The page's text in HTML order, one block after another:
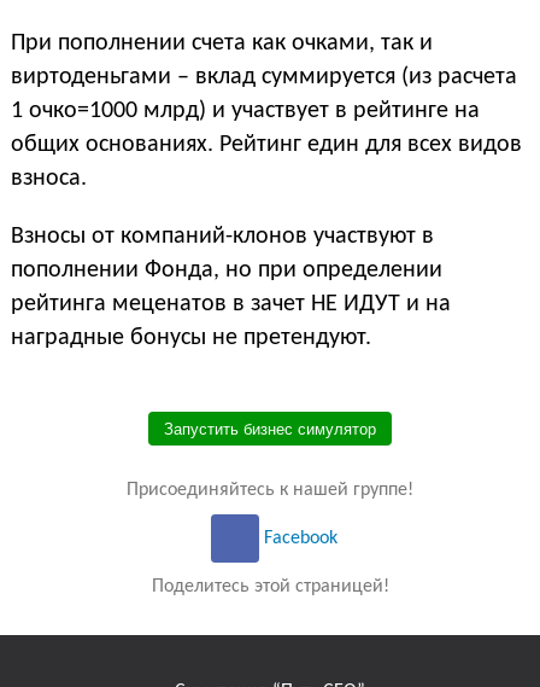
При пополнении счета как очками, так и
виртоденьгами – вклад суммируется (из расчета
1 очко=1000 млрд) и участвует в рейтинге на
общих основаниях. Рейтинг един для всех видов
взноса.
Взносы от компаний-клонов участвуют в
пополнении Фонда, но при определении
рейтинга меценатов в зачет НЕ ИДУТ и на
наградные бонусы не претендуют.
Запустить бизнес симулятор
Присоединяйтесь к нашей группе!
Facebook
Поделитесь этой страницей!